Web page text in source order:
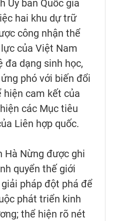
Ủy ban Quốc gia
hai khu dự trữ
công nhận thể
của Việt Nam
đa dạng sinh học,
phó với biến đổi
hiện cam kết của
các Mục tiêu
Liên hợp quốc.
Hà Nừng được ghi
quyển thế giới
pháp đột phá để
phát triển kinh
thể hiện rõ nét